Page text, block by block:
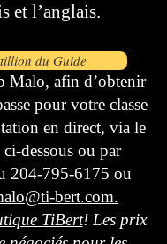
et l’anglais.
Malo, afin d’obtenir
pour votre classe
en direct, via le
dessous ou par
204-795-6175 ou
bert.com.
TiBert! Les prix
du Guide